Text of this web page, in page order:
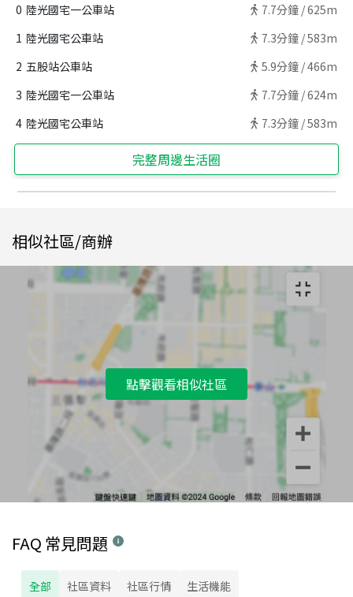
0 陸光國宅一公車站 7.7分鐘 /625m
1 陸光國宅公車站 7.3分鐘 /583m
2 五股站公車站 5.9分鐘 /466m
3 陸光國宅一公車站 7.7分鐘 /624m
4 陸光國宅公車站 7.3分鐘 /583m
完整周邊生活圈
相似社區/商辦
點擊觀看相似社區
FAQ 常見問題
全部 社區資料 社區行情 生活機能